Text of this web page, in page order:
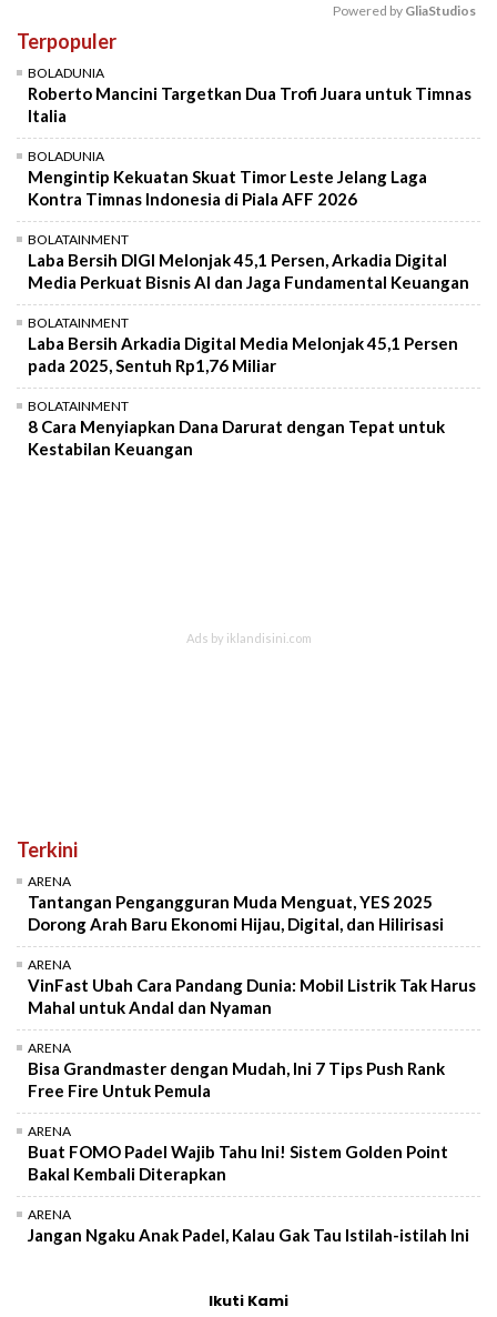
Powered by GliaStudios
Terpopuler
BOLADUNIA
Roberto Mancini Targetkan Dua Trofi Juara untuk Timnas
Italia
BOLADUNIA
Mengintip Kekuatan Skuat Timor Leste Jelang Laga
Kontra Timnas Indonesia di Piala AFF 2026
BOLATAINMENT
Laba Bersih DIGI Melonjak 45,1 Persen, Arkadia Digital
Media Perkuat Bisnis AI dan Jaga Fundamental Keuangan
BOLATAINMENT
Laba Bersih Arkadia Digital Media Melonjak 45,1 Persen
pada 2025, Sentuh Rp1,76 Miliar
BOLATAINMENT
8 Cara Menyiapkan Dana Darurat dengan Tepat untuk
Kestabilan Keuangan
Terkini
ARENA
Tantangan Pengangguran Muda Menguat, YES 2025
Dorong Arah Baru Ekonomi Hijau, Digital, dan Hilirisasi
ARENA
VinFast Ubah Cara Pandang Dunia: Mobil Listrik Tak Harus
Mahal untuk Andal dan Nyaman
ARENA
Bisa Grandmaster dengan Mudah, Ini 7 Tips Push Rank
Free Fire Untuk Pemula
ARENA
Buat FOMO Padel Wajib Tahu Ini! Sistem Golden Point
Bakal Kembali Diterapkan
ARENA
Jangan Ngaku Anak Padel, Kalau Gak Tau Istilah-istilah Ini
Ikuti Kami